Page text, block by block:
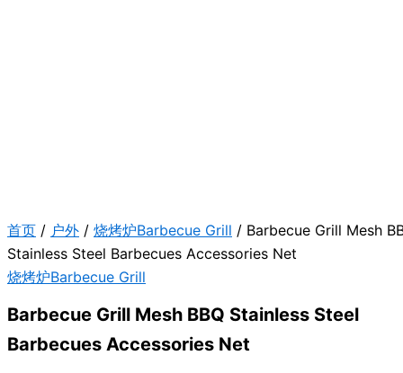
首页 / 户外 / 烧烤炉Barbecue Grill / Barbecue Grill Mesh
Stainless Steel Barbecues Accessories Net
烧烤炉Barbecue Grill
Barbecue Grill Mesh BBQ Stainless Steel
Barbecues Accessories Net